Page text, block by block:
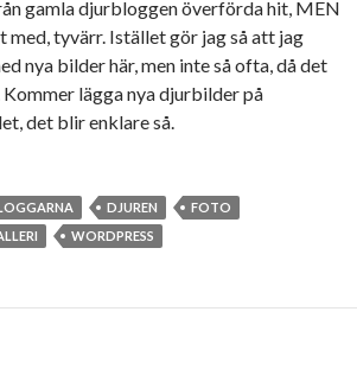
gamla djurbloggen överförda hit, MEN
med, tyvärr. Istället gör jag så att jag
nya bilder här, men inte så ofta, då det
lägga nya djurbilder på
det blir enklare så.
DJUREN
FOTO
WORDPRESS